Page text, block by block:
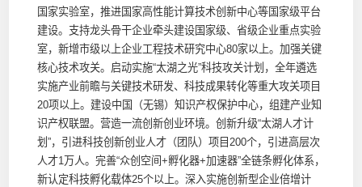
国家实验室，推进国家高性能计算技术创新中心等国家级平台
建设。支持龙头骨干企业牵头建设国家级、省级企业重点实验
室，新增市级以上企业工程技术研究中心80家以上。加强关键
核心技术攻关。启动实施“太湖之光”科技攻关计划，全年遴选
实施产业前瞻与关键技术研发、科技成果转化等重大攻关项目
20项以上。建设中国（无锡）知识产权保护中心，组建产业知
识产权联盟。营造一流创新创业环境。创新升级“太湖人才计
划”，引进科技创新创业人才（团队）项目200个，引进高层次
人才1万人。完善“众创空间+孵化器+加速器”全链条孵化体系，
新认定科技孵化载体25个以上。深入实施创新型企业倍增计